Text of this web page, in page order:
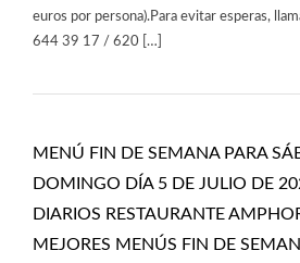
euros por persona).Para evitar esperas,
644 39 17 / 620 […]
MENÚ FIN DE SEMANA PARA
DOMINGO DÍA 5 DE JULIO DE
DIARIOS RESTAURANTE
MEJORES MENÚS FIN DE